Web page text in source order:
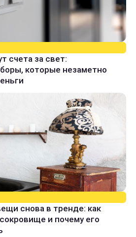
счета за свет:
которые незаметно
снова в тренде: как
и почему его